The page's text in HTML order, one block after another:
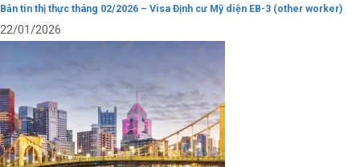
Bản tin thị thực tháng 02/2026 – Visa Định cư Mỹ diện EB-3 (other worker)
22/01/2026